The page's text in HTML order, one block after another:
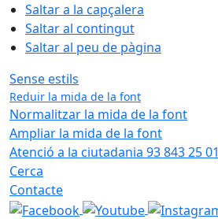
Saltar a la capçalera
Saltar al contingut
Saltar al peu de pàgina
Sense estils
Reduir la mida de la font
Normalitzar la mida de la font
Ampliar la mida de la font
Atenció a la ciutadania 93 843 25 01
Cerca
Contacte